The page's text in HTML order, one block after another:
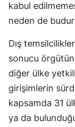
kabul
neden de
Dış
sonucu
diğer ülke
girişimlerin
kapsamda 31
ya da